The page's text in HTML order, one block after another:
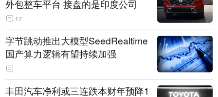
外包整车平台 接盘的是印度公司
17
字节跳动推出大模型SeedRealtime
国产算力逻辑有望持续加强
丰田汽车净利或三连跌本财年预降1